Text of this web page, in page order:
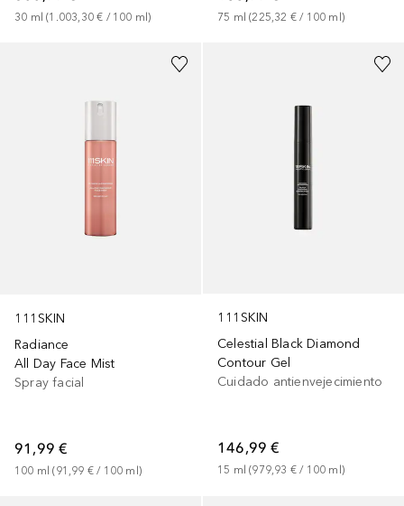
30 ml (1.003,30 € / 100 ml) 75 ml (225,32 € / 100 ml)
111SKIN
Radiance
All Day Face Mist
Spray facial
91,99 €
100 ml (91,99 € / 100 ml )
111SKIN
Celestial Black Diamond
Contour Gel
Cuidado antienvejecimiento
146,99 €
15 ml (979,93 € / 100 ml )